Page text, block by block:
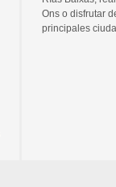
Ons o disfrutar
principales